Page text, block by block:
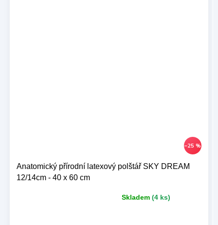
–25 %
Anatomický přírodní latexový polštář SKY DREAM
12/14cm - 40 x 60 cm
Skladem (4 ks)